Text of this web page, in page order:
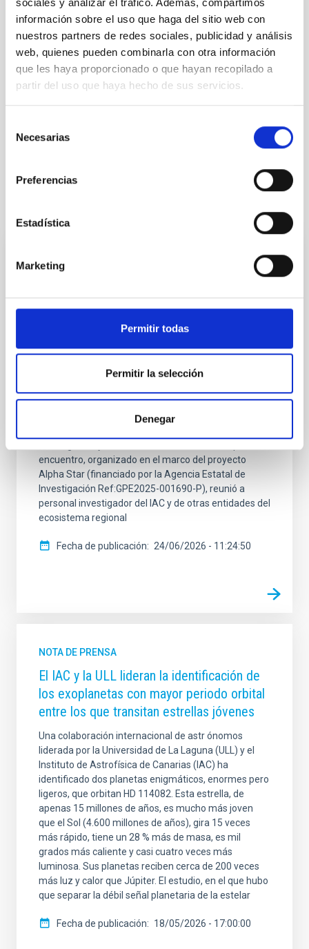
sociales y analizar el tráfico. Además, compartimos
información sobre el uso que haga del sitio web con
nuestros partners de redes sociales, publicidad y análisis
web, quienes pueden combinarla con otra información
que les haya proporcionado o que hayan recopilado a
partir del uso que haya hecho de sus servicios.
Necesarias
Preferencias
Estadística
Marketing
Permitir todas
Permitir la selección
Denegar
TIPO DE NOTICIA
NOTA DE PRENSA
ÁMBITO
OBSERVATORIOS DE CANARIAS
Público general
NOTA DE PRENSA
oportunidades del ERC en Horizonte
este martes en el Museo de la Ciencia y el Cosmos de
Tenerife una jornada centrada en promover la
European Research Council (ERC) dentro del
programa marco europeo Horizonte Europa ,
encuentro, organizado en el marco del proyecto
Alpha Star (financiado por la Agencia Estatal de
Investigación Ref:GPE2025-001690-P), reunió a
personal investigador del IAC y de otras entidades del
ecosistema regional
Fecha de publicación 24/06/2026 - 11:24:50
NOTA DE PRENSA
El IAC y la ULL lideran la identificación de
los exoplanetas con mayor periodo orbital
entre los que transitan estrellas jóvenes
Una colaboración internacional de astr ónomos
liderada por la Universidad de La Laguna (ULL) y el
Instituto de Astrofísica de Canarias (IAC) ha
identificado dos planetas enigmáticos, enormes pero
ligeros, que orbitan HD 114082. Esta estrella, de
apenas 15 millones de años, es mucho más joven
que el Sol (4.600 millones de años), gira 15 veces
más rápido, tiene un 28 % más de masa, es mil
grados más caliente y casi cuatro veces más
luminosa. Sus planetas reciben cerca de 200 veces
más luz y calor que Júpiter. El estudio, en el que hubo
que separar la débil señal planetaria de la estelar
Fecha de publicación 18/05/2026 - 17:00:00